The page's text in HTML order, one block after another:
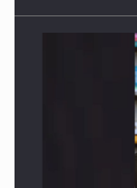
Webinar -
Investitii